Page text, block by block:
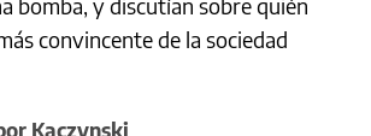
bomba, y discutían sobre quién
convincente de la sociedad
Kaczynski